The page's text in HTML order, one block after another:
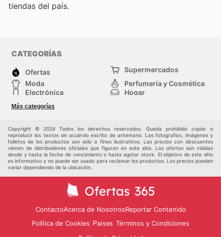
tiendas del país.
CATEGORÍAS
Ofertas
Supermercados
Moda
Perfumería y Cosmética
Electrónica
Hogar
Deporte
Juguetes y bebés
Más categorías
Copyright © 2026 Todos los derechos reservados. Queda prohibido copiar o
reproducir los textos sin acuerdo escrito de antemano. Las fotografías, imágenes y
folletos de los productos son sólo a fines ilustrativos. Las precios con descuentos
vienen de distribuidores oficiales que figuran en este sitio. Las ofertas son válidas
desde y hasta la fecha de vencimiento o hasta agotar stock. El objetivo de este sitio
es informativo y no puede ser usado para reclamar los productos. Los precios pueden
variar dependiendo de la ubicación.
ContactoAcerca de NosotrosReportar Contenido
Política de Cookies Países Términos y Condiciones